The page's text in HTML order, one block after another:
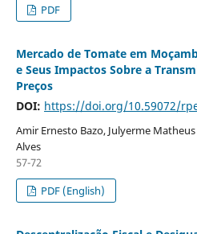
PDF
Mercado de Tomate em
e Seus Impactos Sobre a
Preços
DOI: https://doi.org/10.59072/
Amir Ernesto Bazo, Julyerme
Alves
57-72
PDF (English)